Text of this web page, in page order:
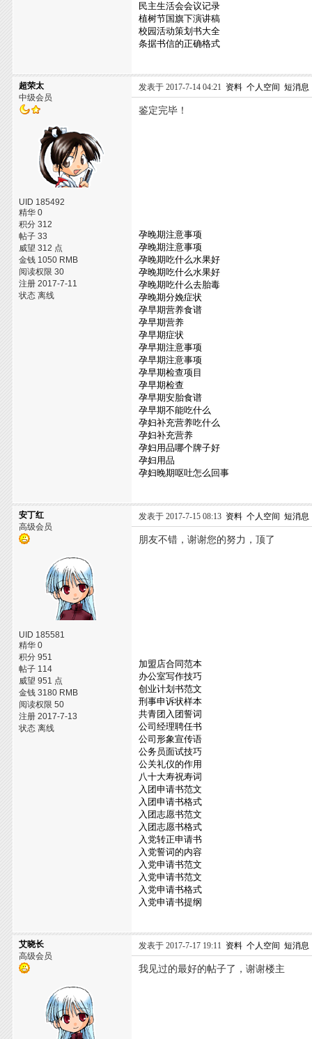
民主生活会会议记录
植树节国旗下演讲稿
校园活动策划书大全
条据书信的正确格式
超荣太
中级会员
UID 185492
精华 0
积分 312
帖子 33
威望 312 点
金钱 1050 RMB
阅读权限 30
注册 2017-7-11
状态 离线
发表于 2017-7-14 04:21 资料 个人空间 短消息
鉴定完毕！
孕晚期注意事项
孕晚期注意事项
孕晚期吃什么水果好
孕晚期吃什么水果好
孕晚期吃什么去胎毒
孕晚期分娩症状
孕早期营养食谱
孕早期营养
孕早期症状
孕早期注意事项
孕早期注意事项
孕早期检查项目
孕早期检查
孕早期安胎食谱
孕早期不能吃什么
孕妇补充营养吃什么
孕妇补充营养
孕妇用品哪个牌子好
孕妇用品
孕妇晚期呕吐怎么回事
安丁红
高级会员
UID 185581
精华 0
积分 951
帖子 114
威望 951 点
金钱 3180 RMB
阅读权限 50
注册 2017-7-13
状态 离线
发表于 2017-7-15 08:13 资料 个人空间 短消息
朋友不错，谢谢您的努力，顶了
加盟店合同范本
办公室写作技巧
创业计划书范文
刑事申诉状样本
共青团入团誓词
公司经理聘任书
公司形象宣传语
公务员面试技巧
公关礼仪的作用
八十大寿祝寿词
入团申请书范文
入团申请书格式
入团志愿书范文
入团志愿书格式
入党转正申请书
入党誓词的内容
入党申请书范文
入党申请书范文
入党申请书格式
入党申请书提纲
艾晓长
高级会员
发表于 2017-7-17 19:11 资料 个人空间 短消息
我见过的最好的帖子了，谢谢楼主